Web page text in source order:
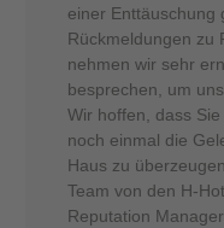
einer Enttäuschung
Rückmeldungen zu
nehmen wir sehr
besprechen, um
Wir hoffen, dass
noch einmal die
Haus zu
Team von den H-
Reputation Manager